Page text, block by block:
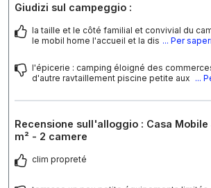
Giudizi sul campeggio :
la taille et le côté familial et convivial du
le mobil home l'accueil et la dis ... Per
l'épicerie : camping éloigné des
d'autre ravtaillement piscine petite aux ...
Recensione sull'alloggio : Casa
m² - 2 camere
clim propreté